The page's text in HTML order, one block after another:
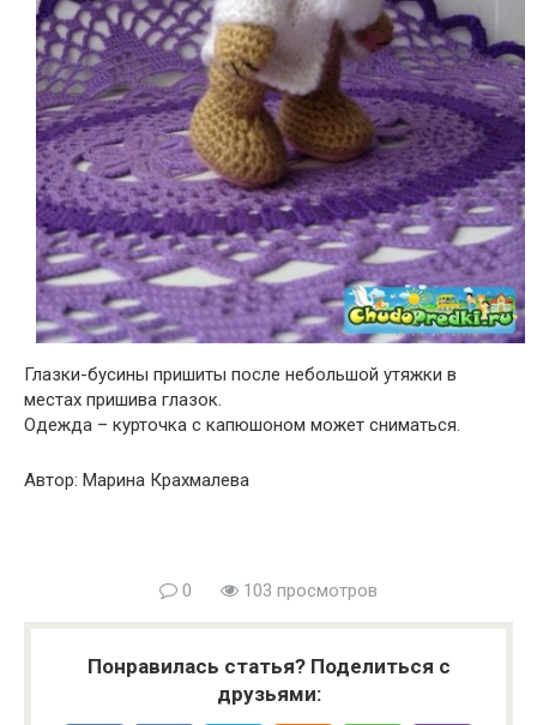
Глазки-бусины пришиты после небольшой утяжки в
местах пришива глазок.
Одежда – курточка с капюшоном может сниматься.
Автор: Марина Крахмалева
0 103 просмотров
Понравилась статья? Поделиться с
друзьями: